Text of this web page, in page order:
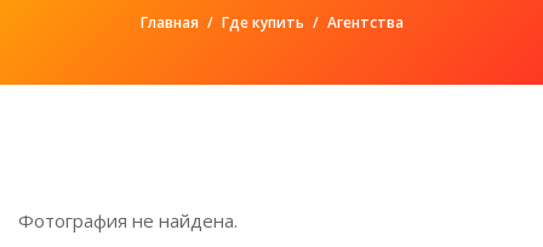
Главная Где купить Агентства
Фотография не найдена.